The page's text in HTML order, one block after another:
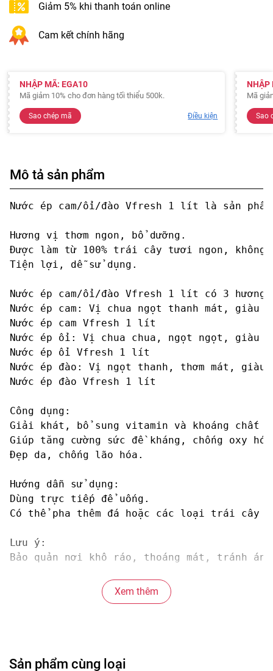
Giảm 5% khi thanh toán online
Cam kết chính hãng
NHẬP MÃ: EGA10
Mã giảm 10% cho đơn hàng tối thiểu 500k.
Sao chép mã Điều kiện
NHẬP
Mã
Sao
Mô tả sản phẩm
Nước ép cam/ổi/đào Vfresh 1 lít là sản
Hương vị thơm ngon, bổ dưỡng.
Được làm từ 100% trái cây tươi ngon, không
Tiện lợi, dễ sử dụng.
Nước ép cam/ổi/đào Vfresh 1 lít có 3
Nước ép cam: Vị chua ngọt thanh mát, giàu
Nước ép cam Vfresh 1 lít
Nước ép ổi: Vị chua chua, ngọt ngọt,
Nước ép ổi Vfresh 1 lít
Nước ép đào: Vị ngọt thanh, thơm mát,
Nước ép đào Vfresh 1 lít
Công dụng:
Giải khát, bổ sung vitamin và khoáng chất
Giúp tăng cường sức đề kháng, chống oxy
Đẹp da, chống lão hóa.
Hướng dẫn sử dụng:
Dùng trực tiếp để uống.
Có thể pha thêm đá hoặc các loại trái cây
Lưu ý:
Bảo quản nơi khô ráo, thoáng mát, tránh
Thời hạn sử dụng:
12 tháng kể từ ngày sản xuất.
Thương nhân chịu trách nhiệm sản xuất:
Xem thêm
Sản phẩm cùng loại